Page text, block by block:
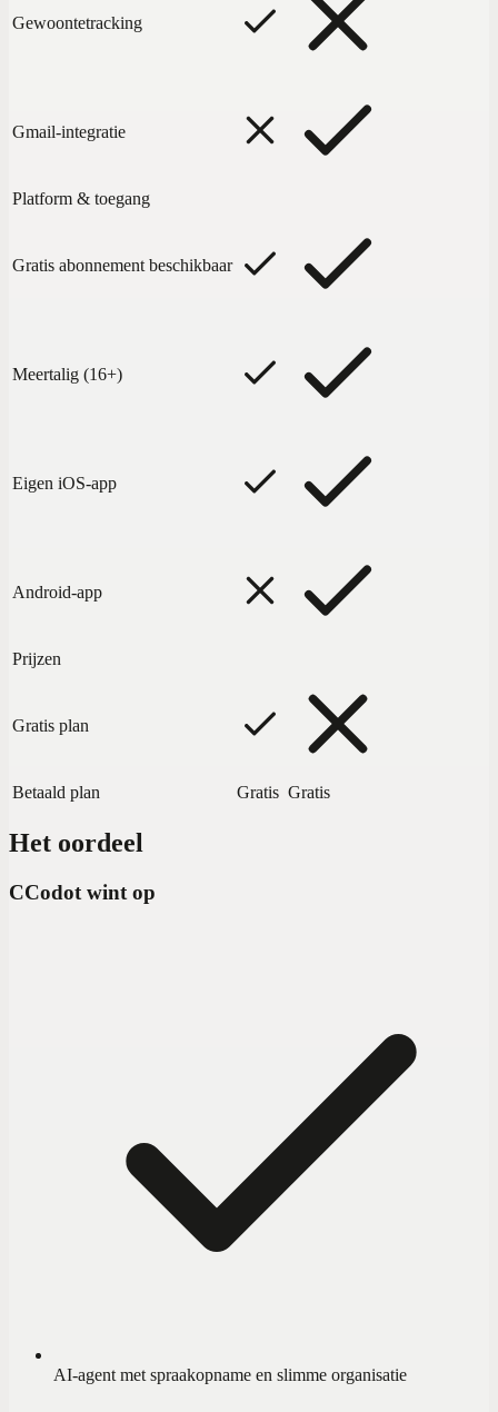
Gewoontetracking
Gmail-integratie
Platform & toegang
Gratis abonnement beschikbaar
Meertalig (16+)
Eigen iOS-app
Android-app
Prijzen
Gratis plan
Betaald plan Gratis Gratis
Het oordeel
CCodot wint op
AI-agent met spraakopname en slimme organisatie